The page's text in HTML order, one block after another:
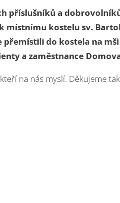
příslušníků a
místnímu kostelu sv.
do kostela na
a zaměstnance
na nás myslí. Děkujeme